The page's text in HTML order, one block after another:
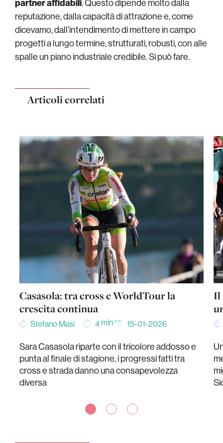
partner affidabili. Questo dipende molto dalla
reputazione, dalla capacità di attrazione e, come
dicevamo, dall’intendimento di mettere in campo
progetti a lungo termine, strutturati, robusti, con alle
spalle un piano industriale credibile. Si può fare.
Articoli correlati
Casasola: tra cross e WorldTour la
crescita continua
Stefano Masi 4min 15-01-2026
Sara Casasola riparte con il tricolore addosso e
punta al finale di stagione, i progressi fatti tra
cross e strada danno una consapevolezza
diversa
Il